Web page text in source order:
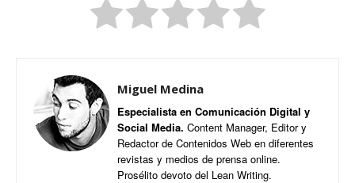
Miguel Medina
Especialista en Comunicación Digital y
Social Media. Content Manager, Editor y
Redactor de Contenidos Web en diferentes
revistas y medios de prensa online.
Prosélito devoto del Lean Writing.